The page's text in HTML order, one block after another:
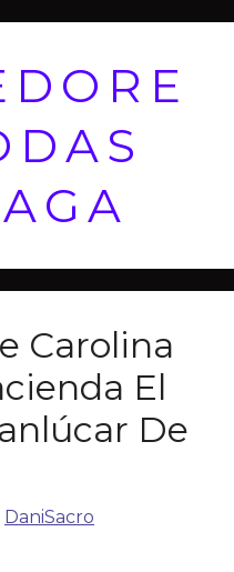
Carolina
El
De
DaniSacro